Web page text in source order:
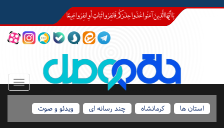
Toggle
استان ها
کرمانشاه چند رسانه ای ویدئو و صوت